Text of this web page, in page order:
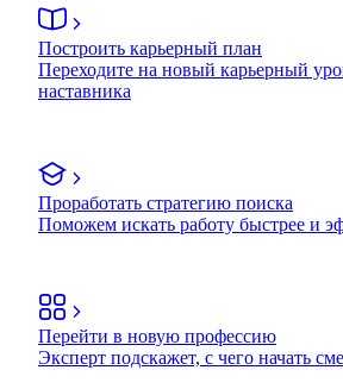
Построить карьерный план
Переходите на новый карьерный
наставника
Проработать стратегию поиска
Поможем искать работу быстрее и
Перейти в новую профессию
Эксперт подскажет, с чего начать